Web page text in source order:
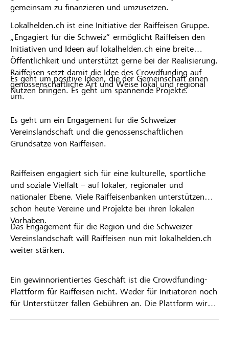
gemeinsam zu finanzieren und umzusetzen.
Lokalhelden.ch ist eine Initiative der Raiffeisen Gruppe.
„Engagiert für die Schweiz“ ermöglicht Raiffeisen den
Initiativen und Ideen auf lokalhelden.ch eine breite
Öffentlichkeit und unterstützt gerne bei der Realisierung.
Raiffeisen setzt damit die Idee des Crowdfunding auf
genossenschaftliche Art und Weise lokal und regional
um.
Es geht um positive Ideen, die der Gemeinschaft einen
Nutzen bringen. Es geht um spannende Projekte.
Es geht um ein Engagement für die Schweizer
Vereinslandschaft und die genossenschaftlichen
Grundsätze von Raiffeisen.
Raiffeisen engagiert sich für eine kulturelle, sportliche
und soziale Vielfalt – auf lokaler, regionaler und
nationaler Ebene. Viele Raiffeisenbanken unterstützen
schon heute Vereine und Projekte bei ihren lokalen
Vorhaben.
Das Engagement für die Region und die Schweizer
Vereinslandschaft will Raiffeisen nun mit lokalhelden.ch
weiter stärken.
Ein gewinnorientiertes Geschäft ist die Crowdfunding-
Plattform für Raiffeisen nicht. Weder für Initiatoren noch
für Unterstützer fallen Gebühren an. Die Plattform wird